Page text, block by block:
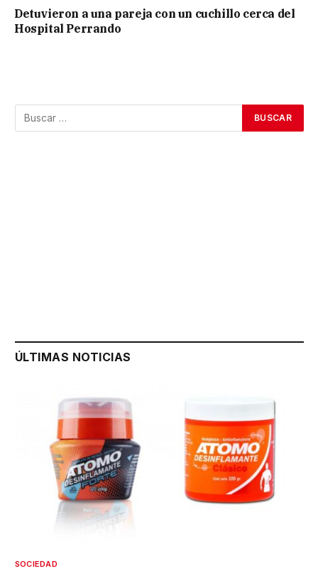
Detuvieron a una pareja con un cuchillo cerca del
Hospital Perrando
ÚLTIMAS NOTICIAS
SOCIEDAD